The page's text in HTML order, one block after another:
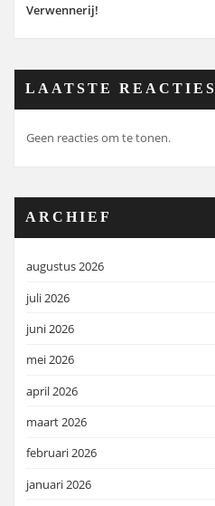
Verwennerij!
LAATSTE REACTIES
Geen reacties om te tonen.
ARCHIEF
augustus 2026
juli 2026
juni 2026
mei 2026
april 2026
maart 2026
februari 2026
januari 2026